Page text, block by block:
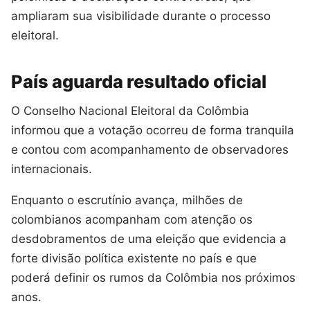
ampliaram sua visibilidade durante o processo
eleitoral.
País aguarda resultado oficial
O Conselho Nacional Eleitoral da Colômbia
informou que a votação ocorreu de forma tranquila
e contou com acompanhamento de observadores
internacionais.
Enquanto o escrutínio avança, milhões de
colombianos acompanham com atenção os
desdobramentos de uma eleição que evidencia a
forte divisão política existente no país e que
poderá definir os rumos da Colômbia nos próximos
anos.